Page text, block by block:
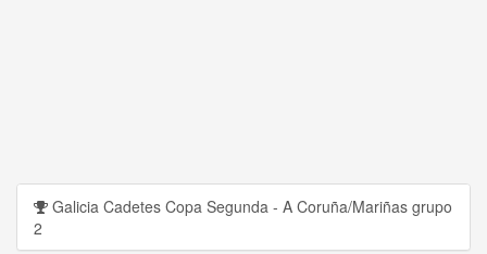
Galicia Cadetes Copa Segunda - A Coruña/Mariñas grupo
2